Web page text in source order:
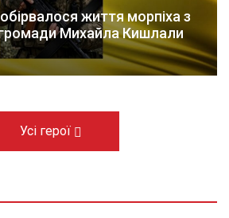
життя морпіха з
Михайла Кишлали
Усі герої